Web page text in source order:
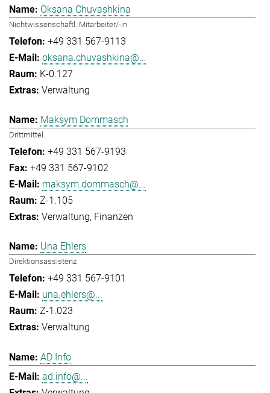
Oksana Chuvashkina
Nichtwissenschaftl. Mitarbeiter/-in
+49 331 567-9113
oksana.chuvashkina@...
K-0.127
Verwaltung
Maksym Dommasch
Drittmittel
+49 331 567-9193
+49 331 567-9102
maksym.dommasch@...
Z-1.105
Verwaltung Finanzen
Una Ehlers
Direktionsassistenz
+49 331 567-9101
una.ehlers@...
Z-1.023
Verwaltung
AD Info
ad.info@...